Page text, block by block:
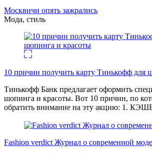
Москвичи опять зажрались
Мода, стиль
10 причин получить карту Тинькофф для
Тинькофф Банк предлагает оформить
шопинга и красоты. Вот 10 причин, по
обратить внимание на эту акцию: 1.
Fashion verdict Журнал о современной моде